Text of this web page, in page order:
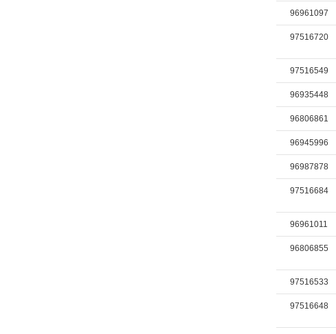
96961097
97516720
97516549
96935448
96806861
96945996
96987878
97516684
96961011
96806855
97516533
97516648